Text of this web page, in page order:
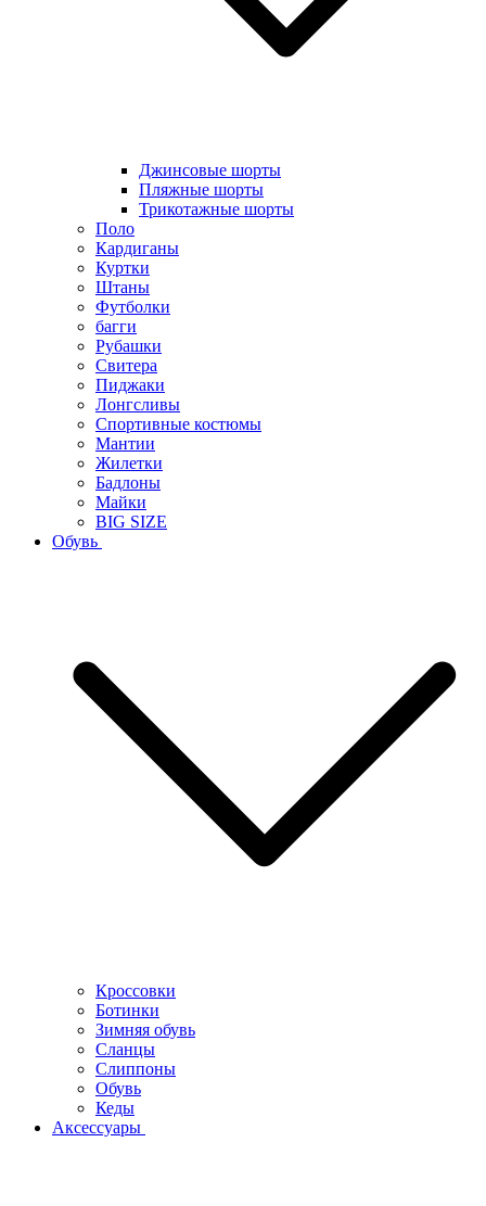
Джинсовые шорты
Пляжные шорты
Трикотажные шорты
Поло
Кардиганы
Куртки
Штаны
Футболки
багги
Рубашки
Свитера
Пиджаки
Лонгсливы
Спортивные костюмы
Мантии
Жилетки
Бадлоны
Майки
BIG SIZE
Обувь
Кроссовки
Ботинки
Зимняя обувь
Сланцы
Слиппоны
Обувь
Кеды
Аксессуары